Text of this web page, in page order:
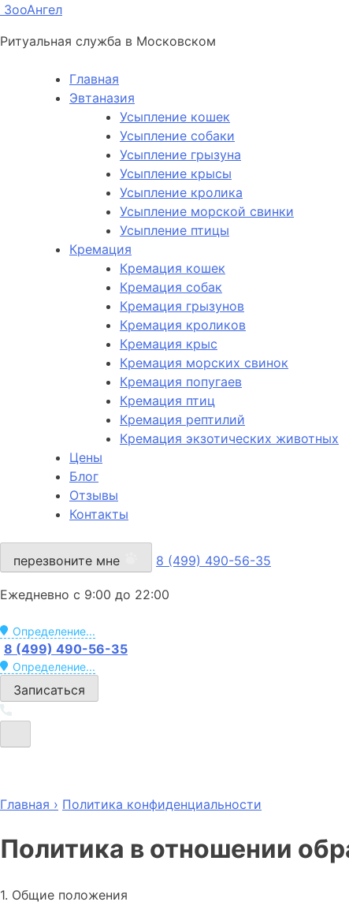
ЗооАнгел
Ритуальная служба в Московском
Главная
Эвтаназия
Усыпление кошек
Усыпление собаки
Усыпление грызуна
Усыпление крысы
Усыпление кролика
Усыпление морской свинки
Усыпление птицы
Кремация
Кремация кошек
Кремация собак
Кремация грызунов
Кремация кроликов
Кремация крыс
Кремация морских свинок
Кремация попугаев
Кремация птиц
Кремация рептилий
Кремация экзотических животных
Цены
Блог
Отзывы
Контакты
перезвоните мне 8 (499) 490-56-35
Ежедневно с 9:00 до 22:00
Определение...
8 (499) 490-56-35
Определение...
Записаться
Главная › Политика конфиденциальности
Политика в отношении
1. Общие положения